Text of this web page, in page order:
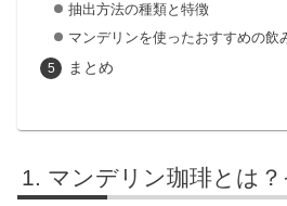
抽出方法の種類と特徴
マンデリンを使ったおすすめの飲
まとめ
マンデリン珈琲とは